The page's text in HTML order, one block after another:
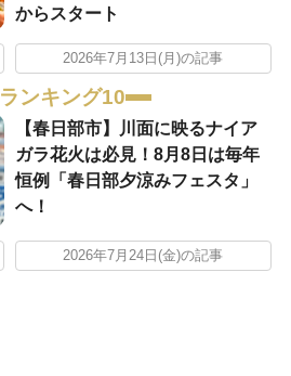
からスタート
2026年7月13日(月)の記事
ランキング10
【春日部市】川面に映るナイア
ガラ花火は必見！8月8日は毎年
恒例「春日部夕涼みフェスタ」
へ！
2026年7月24日(金)の記事